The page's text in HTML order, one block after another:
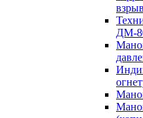
ДМ-